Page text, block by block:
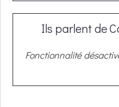
Ils parlent de
Fonctionnalité